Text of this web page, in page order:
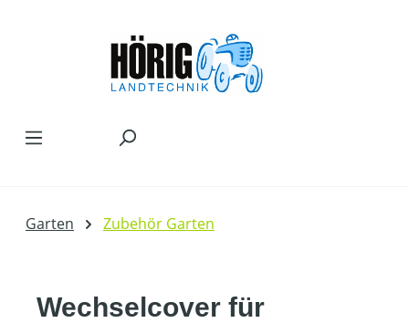
Garten Zubehör Garten
Wechselcover für